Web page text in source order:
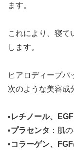
ます。
これにより、寝て
します。
ヒアロディープパ
次のような美容成
▪レチノール、EGF
▪プラセンタ ：肌
▪コラーゲン、FGF